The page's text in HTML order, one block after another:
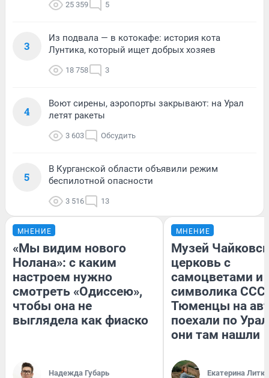
25 359 5
3
Из подвала — в котокафе: история кота
Лунтика, который ищет добрых хозяев
18 758 3
4
Воют сирены, аэропорты закрывают: на Урал
летят ракеты
3 603 Обсудить
5
В Курганской области объявили режим
беспилотной опасности
3 516 13
МНЕНИЕ
«Мы видим нового
Нолана»: с каким
настроем нужно
смотреть «Одиссею»,
чтобы она не
выглядела как фиаско
Надежда Губарь
МНЕНИЕ
Музей
церковь с
самоцветами и
символика
Тюменцы на
поехали по
они там нашли
Екатерина